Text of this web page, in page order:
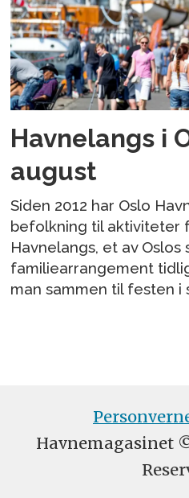
Havnelangs i
august
Siden 2012 har Oslo
befolkning til aktiviteter
Havnelangs, et av
familiearrangement
man sammen til festen i
Havnemagasinet